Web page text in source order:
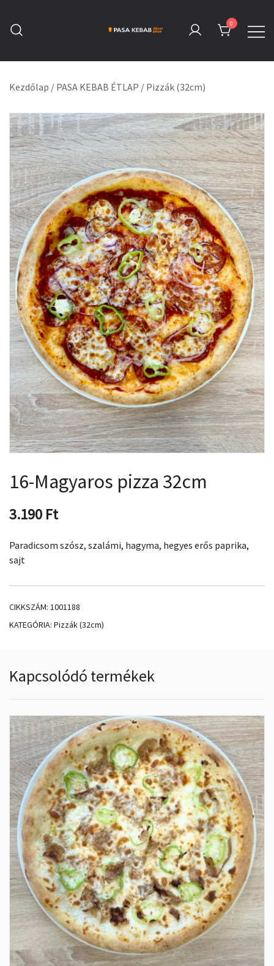
content
0
Kezdőlap / PASA KEBAB ÉTLAP / Pizzák (32cm)
16-Magyaros pizza 32cm
3.190 Ft
Paradicsom szósz, szalámi, hagyma, hegyes erős paprika,
sajt
CIKKSZÁM: 1001188
KATEGÓRIA: Pizzák (32cm)
Kapcsolódó termékek